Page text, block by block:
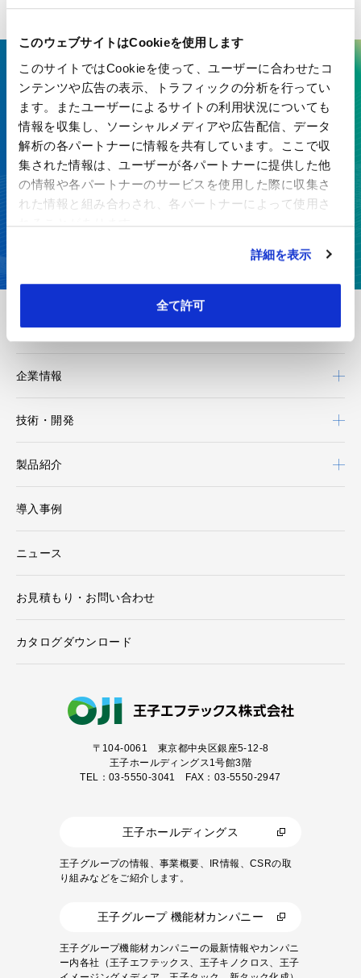
このウェブサイトはCookieを使用します
このサイトではCookieを使って、ユーザーに合わせたコ
ンテンツや広告の表示、トラフィックの分析を行ってい
ます。またユーザーによるサイトの利用状況についても
情報を収集し、ソーシャルメディアや広告配信、データ
解析の各パートナーに情報を共有しています。ここで収
集された情報は、ユーザーが各パートナーに提供した他
の情報や各パートナーのサービスを使用した際に収集さ
れた情報と組み合わされ、各パートナーによって使用さ
れることがあります。
詳細を表示
全て許可
ここにしかない技術で、最先端の
価値を生み出す
特殊紙・高機能フィルムを、開発から製造まで一貫対応
お見積り・お問い合わせ
〒104-0061 東京都中央区銀座5-12-8
王子ホールディングス1号館3階
TEL：03-5550-3041 FAX：03-5550-2947
王子ホールディングス
王子グループの情報、事業概要、IR情報、CSRの取
り組みなどをご紹介します。
王子グループ 機能材カンパニー
王子グループ機能材カンパニーの最新情報やカンパニ
ー内各社（王子エフテックス、王子キノクロス、王子
王子エフテックスについて
企業情報
技術・開発
製品紹介
導入事例
ニュース
お見積もり・お問い合わせ
カタログダウンロード